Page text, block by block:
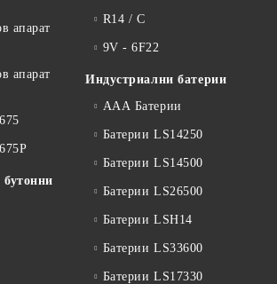
апарат
апарат
R14 / C
9V - 6F22
Индустриални батерии
ААА Батерии
Батерии LS14250
Батерии LS14500
Батерии LS26500
Батерии LSH14
Батерии LS33600
Батерии LS17330